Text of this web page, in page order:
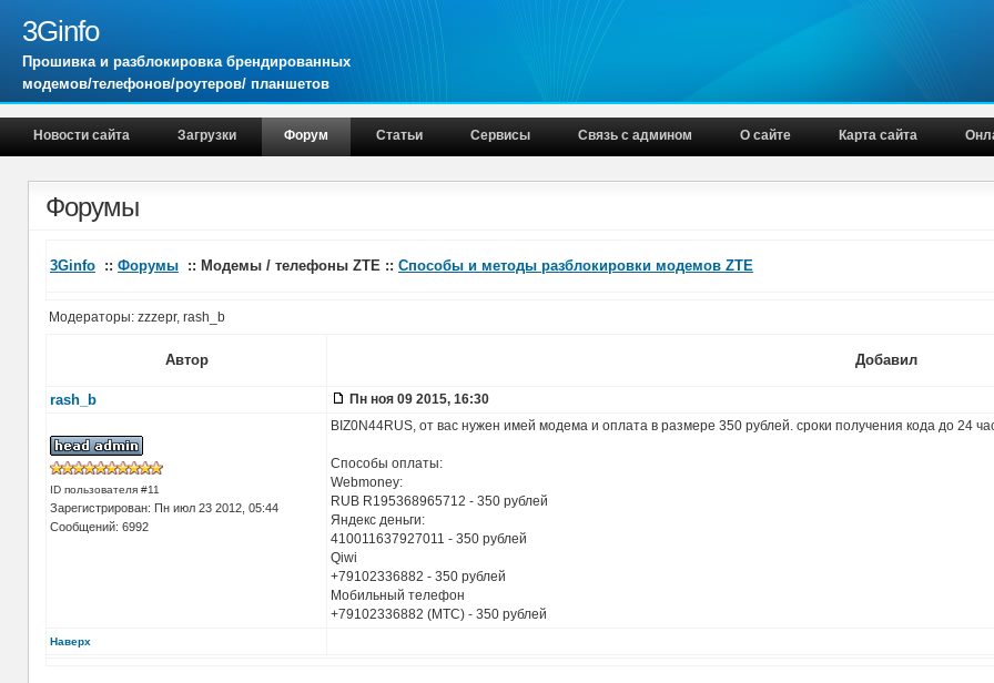
3Ginfo
Прошивка и разблокировка брендированных
модемов/телефонов/роутеров/ планшетов
Новости сайта Загрузки Форум Статьи Сервисы Связь с админом О сайте Карта сайта
Форумы
3Ginfo :: Форумы :: Модемы / телефоны ZTE :: Способы и методы разблокировки модемов ZTE
Модераторы: zzzepr, rash_b
Автор Добавил
rash_b Пн ноя 09 2015, 16:30
ID пользователя #11
Зарегистрирован: Пн июл 23 2012, 05:44
Сообщений: 6992
BIZ0N44RUS, от вас нужен имей модема и оплата в размере 350 рублей. сроки получения кода до 24
Способы оплаты:
Webmoney:
RUB R195368965712 - 350 рублей
Яндекс деньги:
410011637927011 - 350 рублей
Qiwi
+79102336882 - 350 рублей
Мобильный телефон
+79102336882 (МТС) - 350 рублей
Наверх